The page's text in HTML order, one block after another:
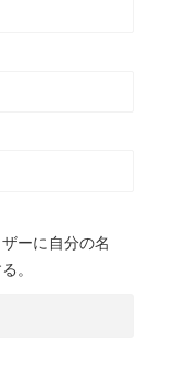
ーに自分の名
。